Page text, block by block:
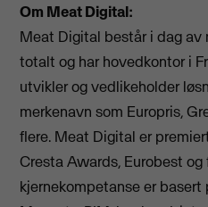
Om Meat Digital:
Meat Digital består i dag
totalt og har hovedkontor i
utvikler og vedlikeholder
merkenavn som Europris,
flere. Meat Digital er
Cresta Awards, Eurobest og
kjernekompetanse er